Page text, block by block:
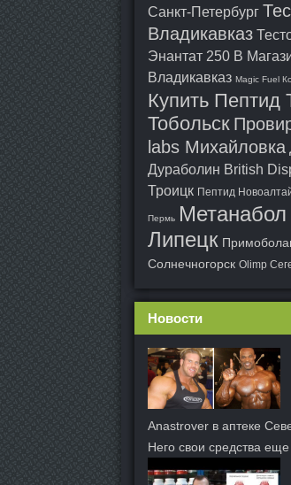
Санкт-Петербург
Владикавказ
Энантат 250 В
Владикавказ Magic Fuel
Купить Пептид
Тобольск
labs Михайловка
Дураболин British
Троицк Пептид
Пермь Метанабол
Липецк
Солнечногорск Olimp
Новости
Anastrover в аптеке
Него свои средства еще